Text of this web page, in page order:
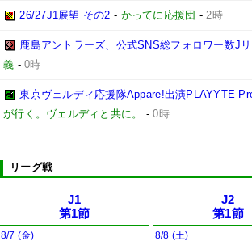
26/27J1展望 その2 - かってに応援団 -2時
鹿島アントラーズ、公式SNS総フォロワー数J
義 -0時
東京ヴェルディ応援隊Appare!出演PLAYYTE
が行く。ヴェルディと共に。
-0時
リーグ戦
J1
第1節
8/7 (金)
J2
第1節
8/8 (土)